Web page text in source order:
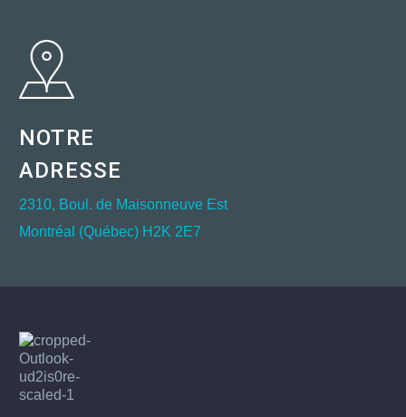
NOTRE
ADRESSE
2310, Boul. de Maisonneuve Est
Montréal (Québec) H2K 2E7